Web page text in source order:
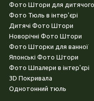
Фото Штори для дитячого
Фото Тюль в інтер'єрі
Дитячі Фото Штори
Новорічні Фото Штори
Фото Шторки для ванної
Японські Фото Штори
Фото Шпалери в інтер'єрі
3D Покривала
Однотонний тюль